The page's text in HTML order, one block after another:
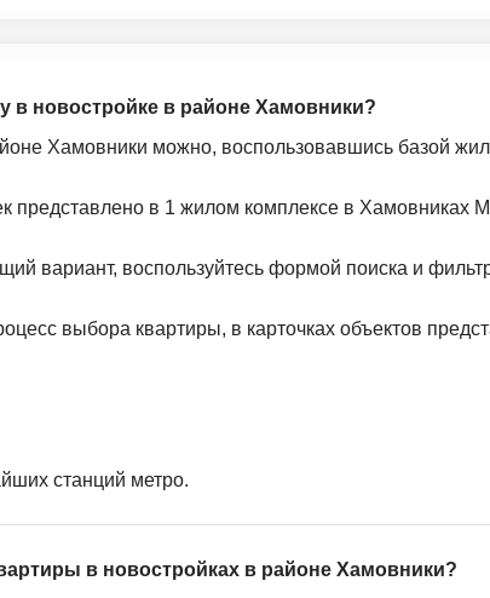
в новостройке в районе Хамовники?
Хамовники можно, воспользовавшись базой
представлено в 1 жилом комплексе в Хамовниках
вариант, воспользуйтесь формой поиска и
выбора квартиры, в карточках объектов
станций метро.
в новостройках в районе Хамовники?